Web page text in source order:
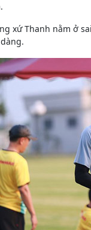
xứ Thanh nằm ở